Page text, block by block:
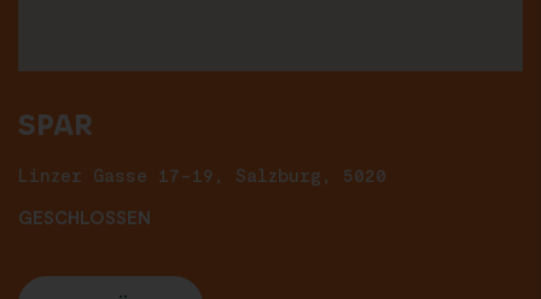
SPAR
Linzer Gasse 17-19, Salzburg, 5020
GESCHLOSSEN